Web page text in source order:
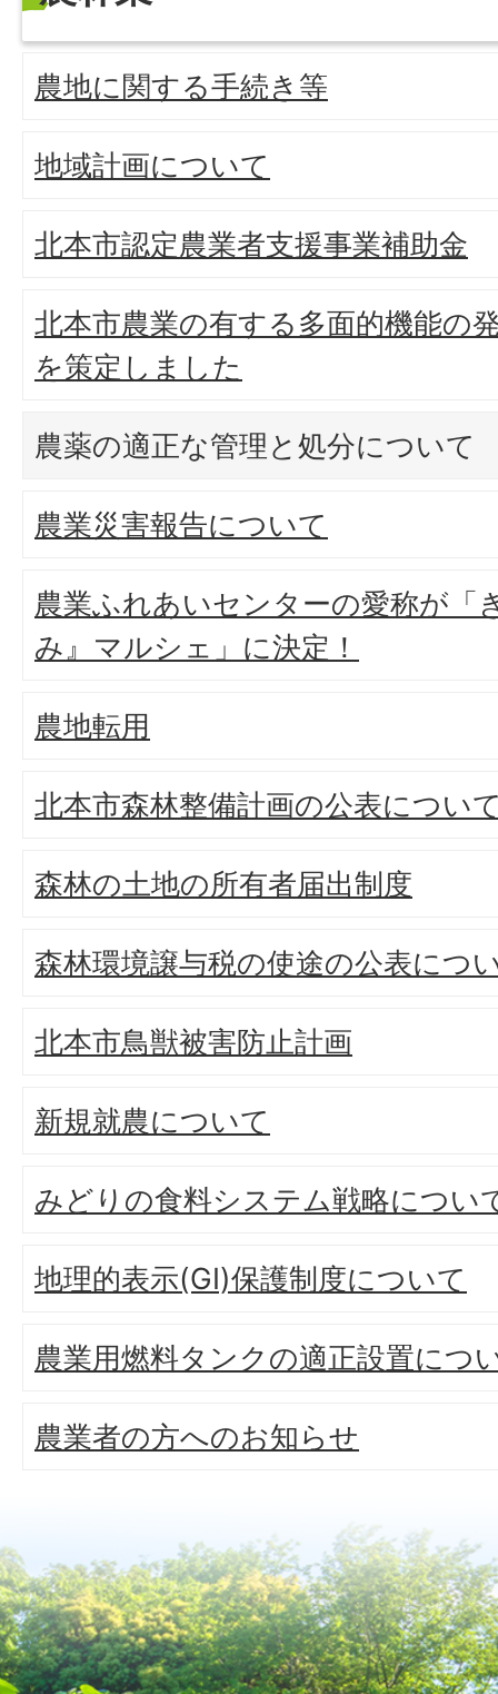
農地に関する手続き等
地域計画について
北本市認定農業者支援事業補助金
北本市農業の有する多面的機能の
を策定しました
農薬の適正な管理と処分について
農業災害報告について
農業ふれあいセンターの愛称が「
み』マルシェ」に決定！
農地転用
北本市森林整備計画の公表につい
森林の土地の所有者届出制度
森林環境譲与税の使途の公表につ
北本市鳥獣被害防止計画
新規就農について
みどりの食料システム戦略につい
地理的表示(GI)保護制度について
農業用燃料タンクの適正設置につ
農業者の方へのお知らせ